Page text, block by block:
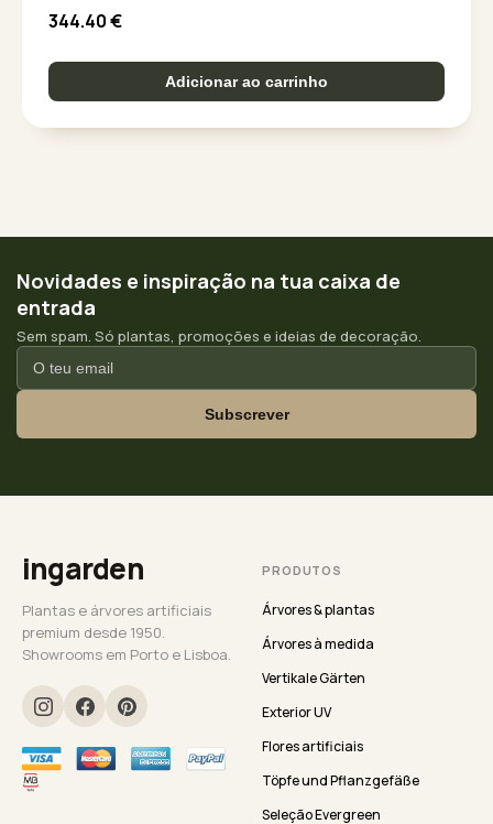
344.40€
Adicionar ao carrinho
Novidades e inspiração na tua caixa de
entrada
Sem spam. Só plantas, promoções e ideias de decoração.
Subscrever
ingarden
Plantas e árvores artificiais
premium desde 1950.
Showrooms em Porto e Lisboa.
PRODUTOS
Árvores & plantas
Árvores à medida
Vertikale Gärten
Exterior UV
Flores artificiais
Töpfe und Pflanzgefäße
Seleção Evergreen